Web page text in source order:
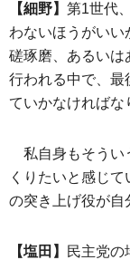
【細野】 第1世代
わないほうがいい
磋琢磨、あるいは
行われる中で、最
ていかなければな
私自身もそうい
くりたいと感じ
の突き上げ役が自
【塩田】
民主党の